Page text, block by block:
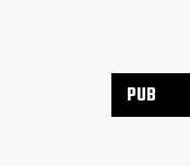
PUB